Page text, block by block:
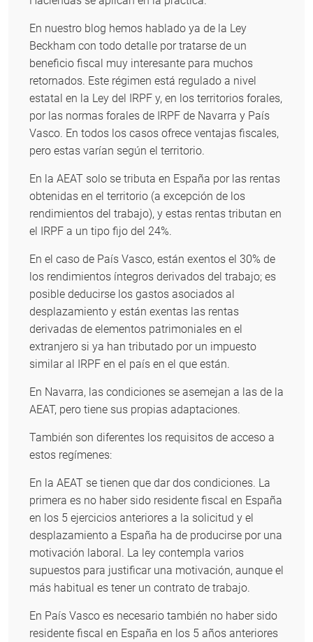
En nuestro blog hemos hablado ya de la Ley
Beckham con todo detalle por tratarse de un
beneficio fiscal muy interesante para muchos
retornados. Este régimen está regulado a nivel
estatal en la Ley del IRPF y, en los territorios forales,
por las normas forales de IRPF de Navarra y País
Vasco. En todos los casos ofrece ventajas fiscales,
pero estas varían según el territorio.
En la AEAT solo se tributa en España por las rentas
obtenidas en el territorio (a excepción de los
rendimientos del trabajo), y estas rentas tributan en
el IRPF a un tipo fijo del 24%.
En el caso de País Vasco, están exentos el 30% de
los rendimientos íntegros derivados del trabajo; es
posible deducirse los gastos asociados al
desplazamiento y están exentas las rentas
derivadas de elementos patrimoniales en el
extranjero si ya han tributado por un impuesto
similar al IRPF en el país en el que están.
En Navarra, las condiciones se asemejan a las de la
AEAT, pero tiene sus propias adaptaciones.
También son diferentes los requisitos de acceso a
estos regímenes:
En la AEAT se tienen que dar dos condiciones. La
primera es no haber sido residente fiscal en España
en los 5 ejercicios anteriores a la solicitud y el
desplazamiento a España ha de producirse por una
motivación laboral. La ley contempla varios
supuestos para justificar una motivación, aunque el
más habitual es tener un contrato de trabajo.
En País Vasco es necesario también no haber sido
residente fiscal en España en los 5 años anteriores